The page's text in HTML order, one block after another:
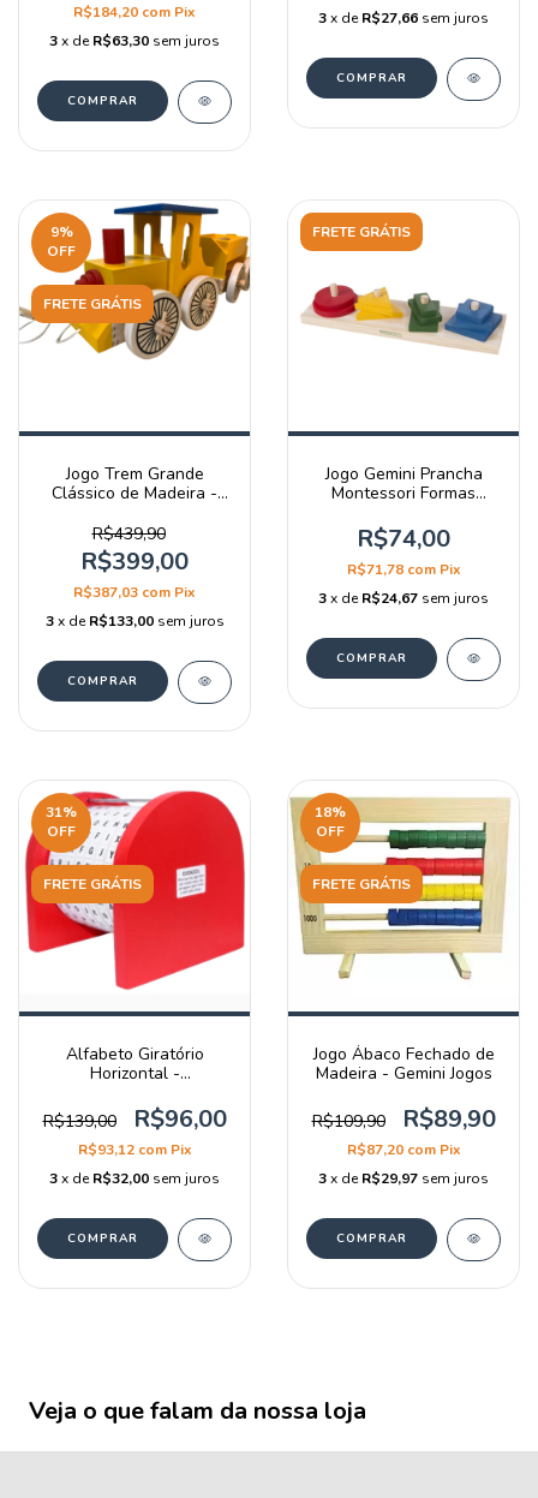
R$184,20 com Pix
3x deR$63,30 sem juros
3x deR$27,66 sem juros
9%
OFF
FRETE GRÁTIS
Jogo Trem Grande
Clássico de Madeira -
R$439,90
R$399,00
R$387,03 com Pix
3 x deR$133,00 sem juros
FRETE GRÁTIS
Jogo Gemini Prancha
Montessori Formas
Jogos
R$74,00
R$71,78 com Pix
3x deR$24,67 sem juros
31%
OFF
FRETE GRÁTIS
Alfabeto Giratório
Horizontal -
R$139,00
R$96,00
R$93,12 com Pix
3x deR$32,00 sem juros
18%
OFF
FRETE GRÁTIS
Jogo Ábaco Fechado de
Madeira - Gemini Jogos
R$109,90 R$89,90
R$87,20 com Pix
3x deR$29,97 sem juros
Veja o que falam da nossa loja